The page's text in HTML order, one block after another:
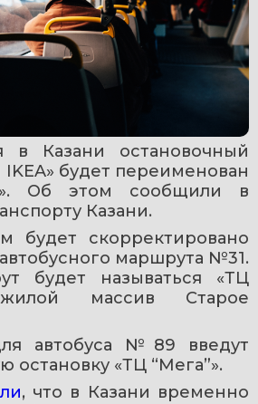
в Казани остановочный
IKEA» будет переименован
Об этом сообщили в
Казани.
будет скорректировано
маршрута №31.
будет называться «ТЦ
массив Старое
автобуса №89 введут
остановку «ТЦ “Мега”».
, что в Казани временно